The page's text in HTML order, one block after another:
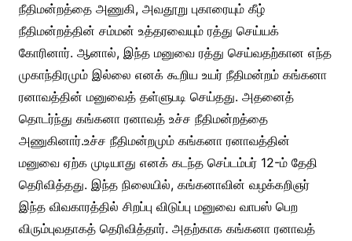
நீதிமன்றத்தை அணுகி, அவதூறு புகாரையும் கீழ்
நீதிமன்றத்தின் சம்மன் உத்தரவையும் ரத்து செய்யக்
கோரினார். ஆனால், இந்த மனுவை ரத்து செய்வதற்கான எந்த
முகாந்திரமும் இல்லை எனக் கூறிய உயர் நீதிமன்றம் கங்கனா
ரனாவத்தின் மனுவைத் தள்ளுபடி செய்தது. அதனைத்
தொடர்ந்து கங்கனா ரனாவத் உச்ச நீதிமன்றத்தை
அணுகினார்.உச்ச நீதிமன்றமும் கங்கனா ரனாவத்தின்
மனுவை ஏற்க முடியாது எனக் கடந்த செப்டம்பர் 12-ம் தேதி
தெரிவித்தது. இந்த நிலையில், கங்கனாவின் வழக்கறிஞர்
இந்த விவகாரத்தில் சிறப்பு விடுப்பு மனுவை வாபஸ் பெற
விரும்புவதாகத் தெரிவித்தார். அதற்காக கங்கனா ரனாவத்